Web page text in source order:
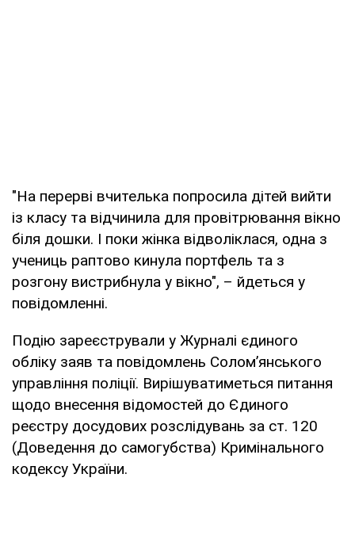
"На перерві вчителька попросила дітей вийти
із класу та відчинила для провітрювання вікно
біля дошки. І поки жінка відволіклася, одна з
учениць раптово кинула портфель та з
розгону вистрибнула у вікно", – йдеться у
повідомленні.
Подію зареєстрували у Журналі єдиного
обліку заяв та повідомлень Солом’янського
управління поліції. Вирішуватиметься питання
щодо внесення відомостей до Єдиного
реєстру досудових розслідувань за ст. 120
(Доведення до самогубства) Кримінального
кодексу України.